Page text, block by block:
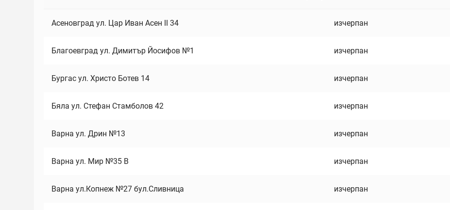
Асеновград ул. Цар Иван Асен II 34 изчерпан
Благоевград ул. Димитър Йосифов №1 изчерпан
Бургас ул. Христо Ботев 14 изчерпан
Бяла ул. Стефан Стамболов 42 изчерпан
Варна ул. Дрин №13 изчерпан
Варна ул. Мир №35 В изчерпан
Варна ул.Копнеж №27 бул.Сливница изчерпан